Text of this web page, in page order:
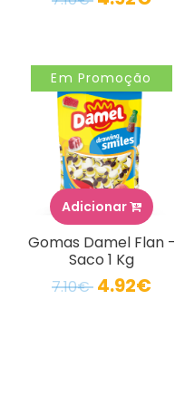
Em Promoção
Adicionar
Gomas Damel Flan -
Saco 1 Kg
7.10€ 4.92€